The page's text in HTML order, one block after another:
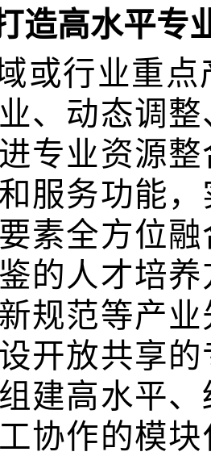
造高水平专
或行业重
、动态调
专业资源
服务功能
素全方位
的人才培
规范等产
开放共享
建高水平
协作的模